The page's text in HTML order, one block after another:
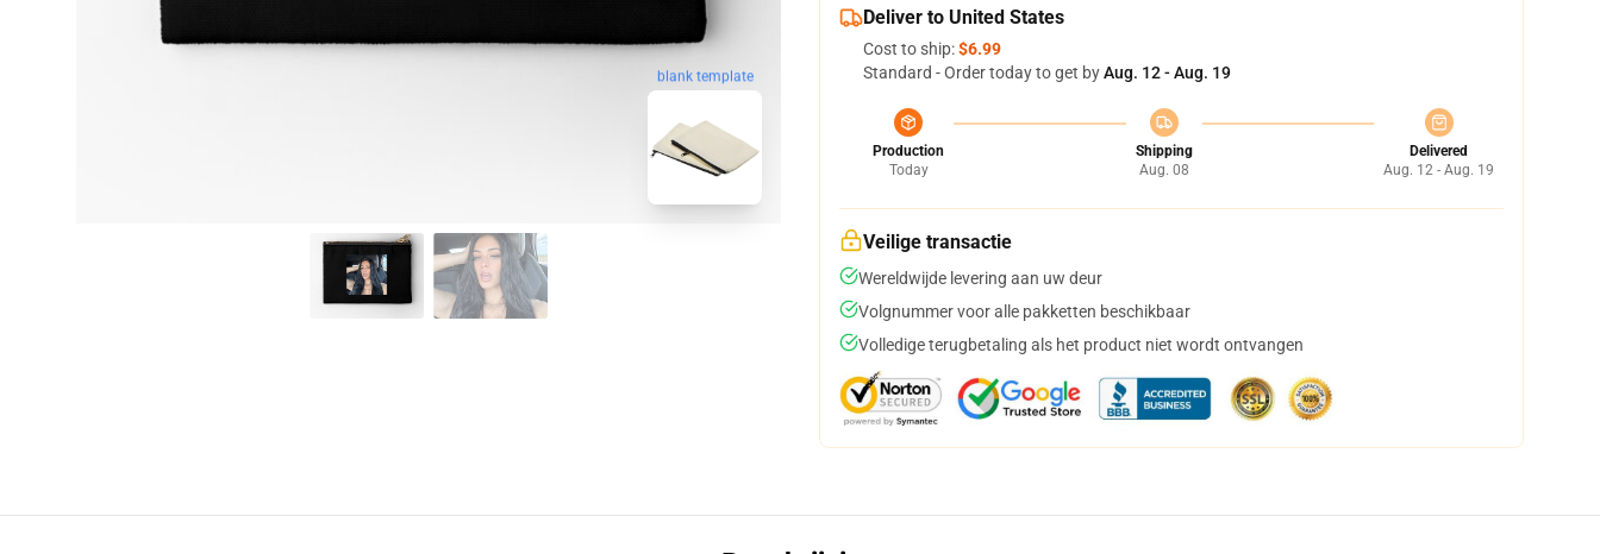
blank template
Deliver to United States
Cost to ship:$6.99
Standard - Order today to get byAug. 12 - Aug. 19
Production
Today
Shipping
Aug. 08
Delivered
Aug. 12 - Aug. 19
Veilige transactie
Wereldwijde levering aan uw deur
Volgnummer voor alle pakketten beschikbaar
Volledige terugbetaling als het product niet wordt ontvangen